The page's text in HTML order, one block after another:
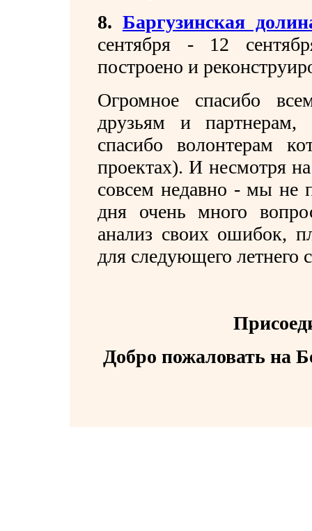
8. Баргузинская
сентября - 12
построено и
Огромное спасибо
друзьям и партнерам,
спасибо волонтерам
проектах). И несмотря
совсем недавно - мы не
дня очень много
анализ своих ошибок,
для следующего летнего
Добро пожаловать на